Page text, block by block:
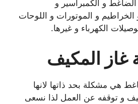
و الكمبراسير و
الخراطيم و الموتورات و اللوحات
توصيلات الكهرباء و غيرها.
غاز المكيف
هي مشكلة بحد ذاتها لانها
و توقفه عن العمل لذا نسعى